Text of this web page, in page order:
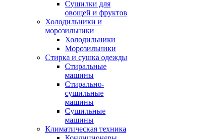
Сушилки для
овощей и фруктов
Холодильники и
морозильники
Холодильники
Морозильники
Стирка и сушка одежды
Стиральные
машины
Стирально-
сушильные
машины
Сушильные
машины
Климатическая техника